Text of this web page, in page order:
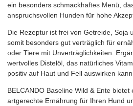
ein besonders schmackhaftes Menü,
anspruchsvollen Hunden für hohe
Die Rezeptur ist frei von Getreide, Soja
somit besonders gut verträglich für
oder Tiere mit Unverträglichkeiten.
wertvolles Distelöl, das natürliches
positiv auf Haut und Fell auswirken kann.
BELCANDO Baseline Wild & Ente
artgerechte Ernährung für Ihren Hund